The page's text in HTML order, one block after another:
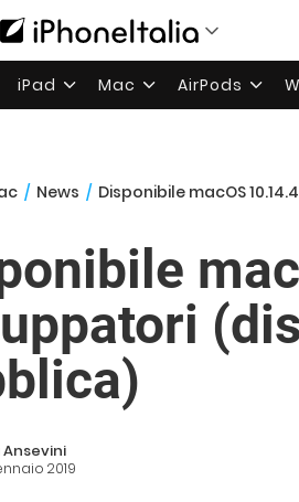
iPad Mac AirPods
/ News / Disponibile macOS
Ansevini
2019